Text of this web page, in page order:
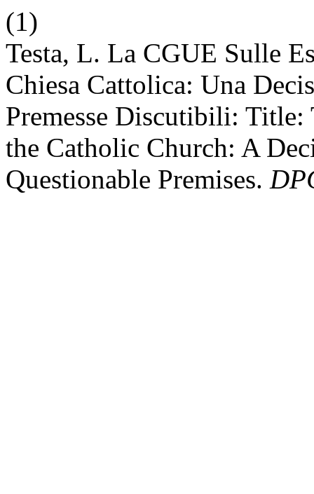
(1)
Testa, L. La CGUE Sulle
Chiesa Cattolica: Una
Premesse Discutibili:
the Catholic Church: A
Questionable Premises.